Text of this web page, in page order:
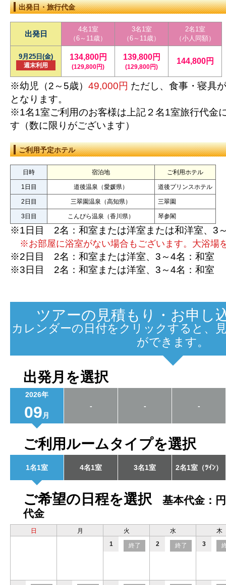
出発日・旅行代金
出発日
4名1室
（6～11歳）
3名1室
（6～11歳）
2名1室
（小人同額）
9月25日(金)
週末利用
134,800円
(129,800円)
139,800円
(129,800円)
144,800円
※幼児（2～5歳） 49,000円 ただし、食事・寝具
となります。
※1名1室ご利用のお客様は上記２名1室旅行代金
す（数に限りがございます）
ご利用予定ホテル
日時 宿泊地 ご利用ホテル
1日目 道後温泉（愛媛県） 道後プリンスホテル
2日目 三翠園温泉（高知県） 三翠園
3日目 こんぴら温泉（香川県） 琴参閣
※1日目 2名：和室または洋室または和洋室、3
※お部屋に浴室がない場合もございます。大浴場
※2日目 2名：和室または洋室、3～4名：和室
※3日目 2名：和室または洋室、3～4名：和室
ツアーの見積もり・お申し
カレンダーの日付をクリックすると、
ができます。
出発月を選択
2026年
09 月
- - -
ご利用ルームタイプを選択
1名1室 4名1室 3名1室 2名1室（ﾂｲﾝ）
ご希望の日程を選択 基本代金：
代金
日 月 火 水
木
1
終了 2 終了 3